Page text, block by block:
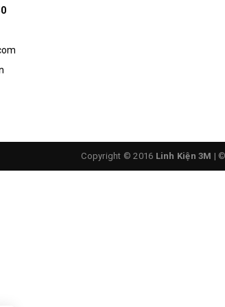
Copyright © 2016 Linh Kiện 3M |